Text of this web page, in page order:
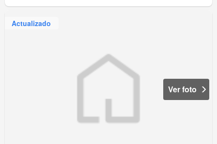
Actualizado
Ver foto